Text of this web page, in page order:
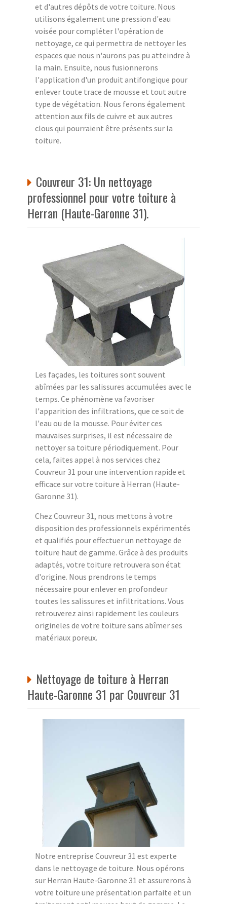
et d'autres dépôts de votre toiture. Nous
utilisons également une pression d'eau
voisée pour compléter l'opération de
nettoyage, ce qui permettra de nettoyer les
espaces que nous n'aurons pas pu atteindre à
la main. Ensuite, nous fusionnerons
l'application d'un produit antifongique pour
enlever toute trace de mousse et tout autre
type de végétation. Nous ferons également
attention aux fils de cuivre et aux autres
clous qui pourraient être présents sur la
toiture.
Couvreur 31: Un nettoyage
professionnel pour votre toiture à
Herran (Haute-Garonne 31).
Les façades, les toitures sont souvent
abîmées par les salissures accumulées avec le
temps. Ce phénomène va favoriser
l'apparition des infiltrations, que ce soit de
l'eau ou de la mousse. Pour éviter ces
mauvaises surprises, il est nécessaire de
nettoyer sa toiture périodiquement. Pour
cela, faites appel à nos services chez
Couvreur 31 pour une intervention rapide et
efficace sur votre toiture à Herran (Haute-
Garonne 31).
Chez Couvreur 31, nous mettons à votre
disposition des professionnels expérimentés
et qualifiés pour effectuer un nettoyage de
toiture haut de gamme. Grâce à des produits
adaptés, votre toiture retrouvera son état
d'origine. Nous prendrons le temps
nécessaire pour enlever en profondeur
toutes les salissures et infiltritations. Vous
retrouverez ainsi rapidement les couleurs
origineles de votre toiture sans abîmer ses
matériaux poreux.
Nettoyage de toiture à Herran
Haute-Garonne 31 par Couvreur 31
Notre entreprise Couvreur 31 est experte
dans le nettoyage de toiture. Nous opérons
sur Herran Haute-Garonne 31 et assurerons à
votre toiture une présentation parfaite et un